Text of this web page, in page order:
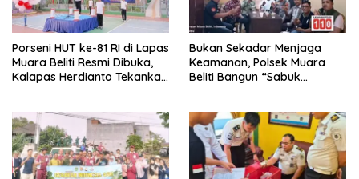
Porseni HUT ke-81 RI di Lapas
Muara Beliti Resmi Dibuka,
Kalapas Herdianto Tekankan
Bukan Sekadar Menjaga
Keamanan, Polsek Muara
Beliti Bangun “Sabuk